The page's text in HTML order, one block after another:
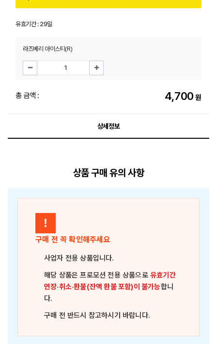
유효기간 :29일
라즈베리 아이스티(R)
총 금액 : 4,700 원
상세정보
상품 구매 유의 사항
!
구매 전 꼭 확인해주세요
사업자 전용 상품입니다.
해당 상품은프로모션 전용 상품으로유효기간
연장·취소·환불(잔액 환불 포함)이 불가능합니
다.
구매 전 반드시 참고하시기 바랍니다.